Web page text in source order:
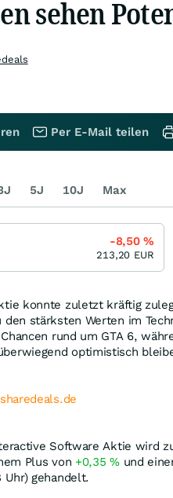
sehen
konnte zuletzt kräftig
den stärksten Werten im
rund um GTA 6,
optimistisch
Software Aktie wird
Plus von +0,35%und
gehandelt.
Per E-Mail teilen
5J 10J Max
-8,50%
213,20 EUR